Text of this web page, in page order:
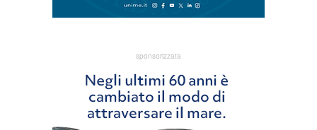
sponsorizzata